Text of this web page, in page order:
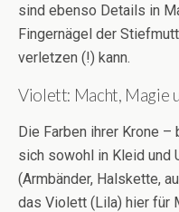
sind ebenso Details in
Fingernägel der
verletzen (!) kann.
Violett: Macht, Magie
Die Farben ihrer Krone –
sich sowohl in Kleid und
(Armbänder, Halskette,
das Violett (Lila) hier für